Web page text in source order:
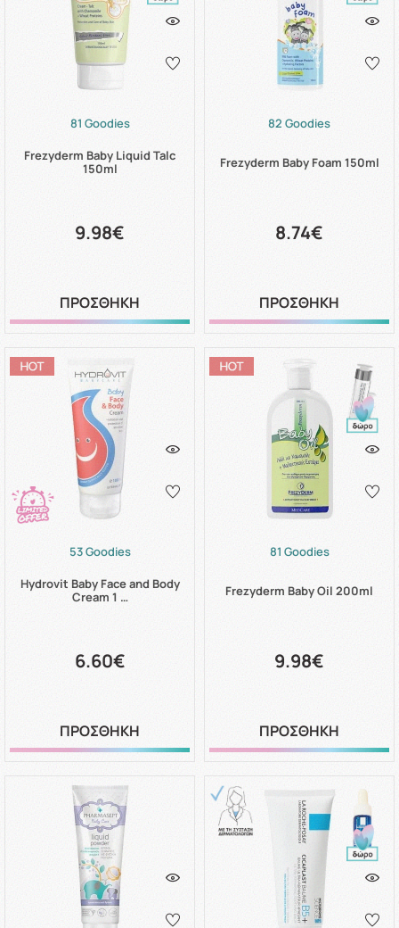
81 Goodies
Frezyderm Baby Liquid Talc
150ml
9.98€
ΠΡΟΣΘΗΚΗ
82 Goodies
Frezyderm Baby Foam 150ml
8.74€
ΠΡΟΣΘΗΚΗ
53 Goodies
Hydrovit Baby Face and Body
Cream 1 …
6.60€
ΠΡΟΣΘΗΚΗ
81 Goodies
Frezyderm Baby Oil 200ml
9.98€
ΠΡΟΣΘΗΚΗ